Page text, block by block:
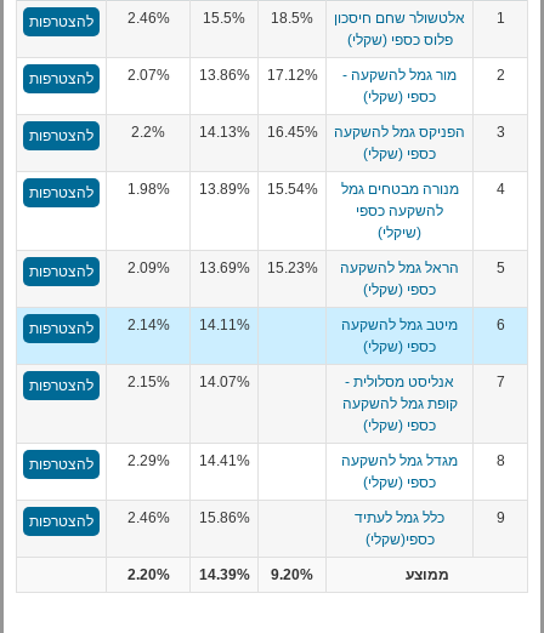
1
אלטשולר שחם חיסכון
פלוס כספי (שקלי)
18.5%
15.5%
2.46% להצטרפות
2
מור גמל להשקעה -
כספי (שקלי)
17.12%
13.86%
2.07% להצטרפות
3
הפניקס גמל להשקעה
כספי (שקלי)
16.45%
14.13%
2.2% להצטרפות
4
מנורה מבטחים גמל
להשקעה כספי
(שיקלי)
15.54%
13.89%
1.98% להצטרפות
5
הראל גמל להשקעה
כספי (שקלי)
15.23%
13.69%
2.09% להצטרפות
6
מיטב גמל להשקעה
כספי (שקלי)
14.11%
2.14% להצטרפות
7
אנליסט מסלולית -
קופת גמל להשקעה
כספי (שקלי)
14.07%
2.15% להצטרפות
8
מגדל גמל להשקעה
כספי (שקלי)
14.41%
2.29% להצטרפות
9
כלל גמל לעתיד
כספי(שקלי)
15.86%
2.46% להצטרפות
ממוצע 9.20%
14.39%
2.20%